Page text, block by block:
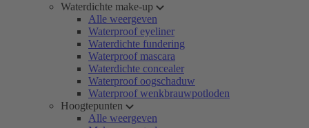
Waterdichte make-up
Alle weergeven
Waterproof eyeliner
Waterdichte fundering
Waterproof mascara
Waterdichte concealer
Waterproof oogschaduw
Waterproof wenkbrauwpotloden
Hoogtepunten
Alle weergeven